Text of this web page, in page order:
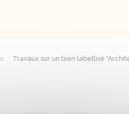
Travaux sur un bien labellisé